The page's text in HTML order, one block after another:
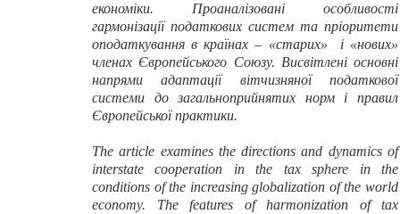
економіки. Проаналізовані особливості
гармонізації податкових систем та пріоритети
оподаткування в країнах – «старих» і «нових»
членах Європейського Союзу. Висвітлені основні
напрями адаптації вітчизняної податкової
системи до загальноприйнятих норм і правил
Європейської практики.
The article examines the directions and dynamics of
interstate cooperation in the tax sphere in the
conditions of the increasing globalization of the world
economy. The features of harmonization of tax